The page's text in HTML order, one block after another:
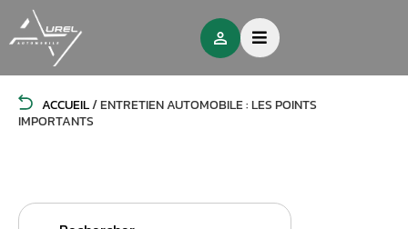
ACCUEIL/ENTRETIEN AUTOMOBILE : LES POINTS
IMPORTANTS
Search